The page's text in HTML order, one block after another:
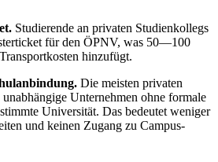
Studierende an privaten Studienkollegs
für den ÖPNV, was 50—100
hinzufügt.
Die meisten privaten
Unternehmen ohne formale
Universität. Das bedeutet weniger
und keinen Zugang zu Campus-